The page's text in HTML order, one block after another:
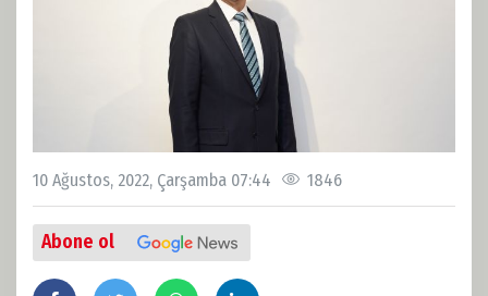
10 Ağustos, 2022, Çarşamba 07:44 1846
Abone ol